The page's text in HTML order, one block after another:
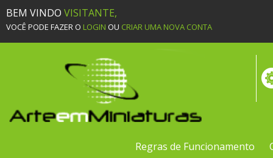
BEM VINDO VISITANTE,
VOCÊ PODE FAZER O LOGIN OU CRIAR UMA NOVA CONTA
Regras de Funcionamento